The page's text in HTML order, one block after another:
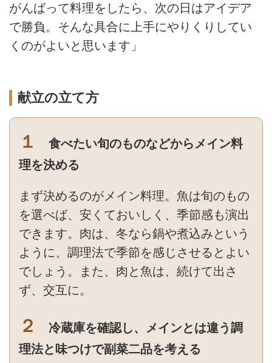
がんばって料理をしたら、次の日はアイデア
で勝負。そんな具合に上手にやりくりしてい
くのがよいと思います」
献立の立て方
１
食べたい旬のものなどからメイン料
理を決める
まず決めるのがメイン料理。魚は旬のもの
を選べば、安くておいしく、季節感も演出
できます。肉は、冬なら鍋や煮込みという
ように、調理法で季節を感じさせるとよい
でしょう。また、肉と魚は、続けて出さ
ず、交互に。
２
冷蔵庫を確認し、メインとは違う調
理法と味つけで副菜二品を考える